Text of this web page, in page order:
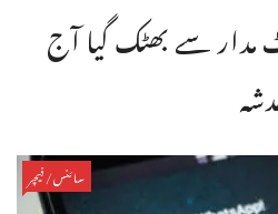
سے بھٹک گیا آج
سائنس/فیچر